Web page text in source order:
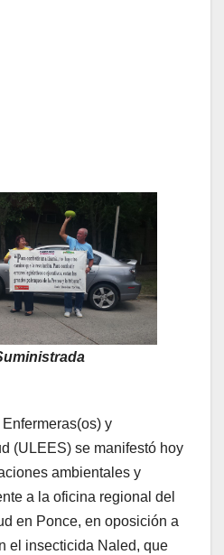
y
(ULEES) se manifestó hoy
ambientales y
a la oficina regional del
en Ponce, en oposición a
el insecticida Naled, que